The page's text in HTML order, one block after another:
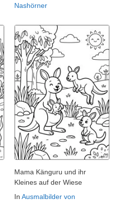
Nashörner
Mama Känguru und ihr
Kleines auf der Wiese
In Ausmalbilder von